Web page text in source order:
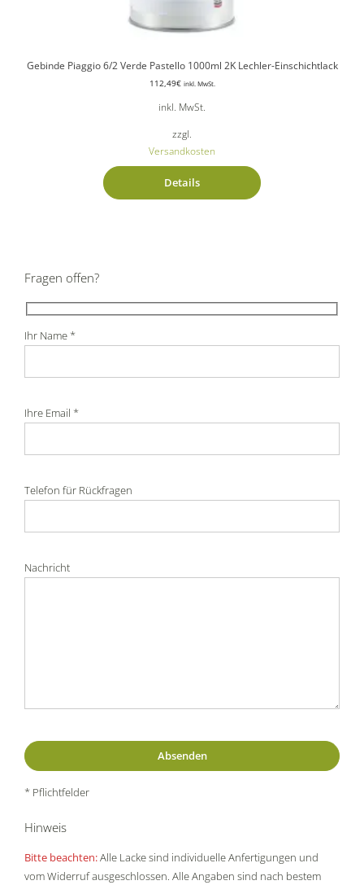
Gebinde Piaggio 6/2 Verde Pastello 1000ml 2K Lechler-Einschichtlack
112,49€ inkl. MwSt.
inkl. MwSt.
zzgl.
Versandkosten
Details
Fragen offen?
Ihr Name *
Ihre Email *
Telefon für Rückfragen
Nachricht
* Pflichtfelder
Hinweis
Bitte beachten:Alle Lacke sind individuelle Anfertigungen und
vom Widerruf ausgeschlossen. Alle Angaben sind nach bestem